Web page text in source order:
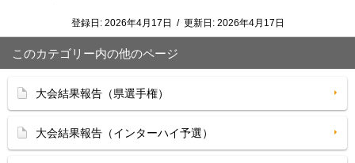
登録日: 2026年4月17日 / 更新日: 2026年4月17日
このカテゴリー内の他のページ
大会結果報告（県選手権）
大会結果報告（インターハイ予選）